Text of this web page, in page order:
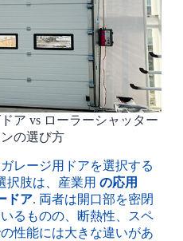
ア vs ローラーシャッター
の選び方
レージ用ドアを選択する
択肢は、産業用 の応用
ドア. 両者は開口部を密閉
るものの、断熱性、スペ
性能には大きな違いがあ